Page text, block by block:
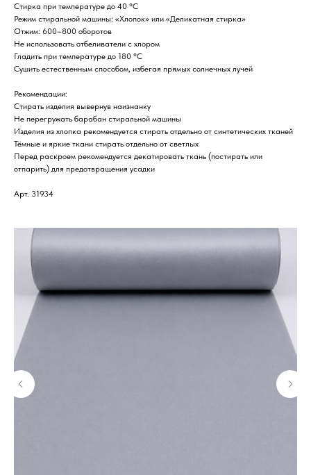
Стирка при температуре до 40 °C
Режим стиральной машины: «Хлопок» или «Деликатная стирка»
Отжим: 600–800 оборотов
Не использовать отбеливатели с хлором
Гладить при температуре до 180 °C
Сушить естественным способом, избегая прямых солнечных лучей
Рекомендации:
Стирать изделия вывернув наизнанку
Не перегружать барабан стиральной машины
Изделия из хлопка рекомендуется стирать отдельно от синтетических тканей
Тёмные и яркие ткани стирать отдельно от светлых
Перед раскроем рекомендуется декатировать ткань (постирать или
отпарить) для предотвращения усадки
Арт. 31934